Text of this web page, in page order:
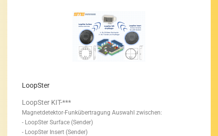
LoopS­ter
LoopS­ter KIT-***
Magnetdetektor-​Funkübertragung Aus­wahl zwi­schen:
- LoopS­ter Sur­face (Sen­der)
- LoopS­ter In­sert (Sen­der)